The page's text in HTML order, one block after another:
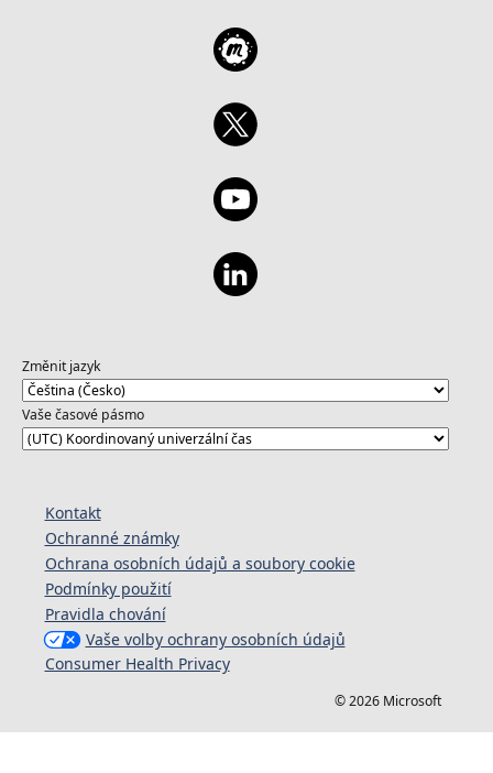
Změnit jazyk
Vaše časové pásmo
Kontakt
Ochranné známky
Ochrana osobních údajů a soubory cookie
Podmínky použití
Pravidla chování
Vaše volby ochrany osobních údajů
Consumer Health Privacy
© 2026 Microsoft